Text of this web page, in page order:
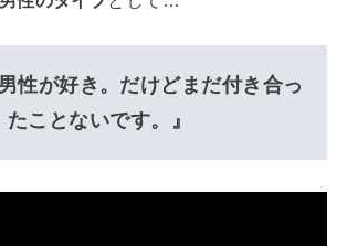
性が好き。だけどまだ付き合っ
たことないです。』